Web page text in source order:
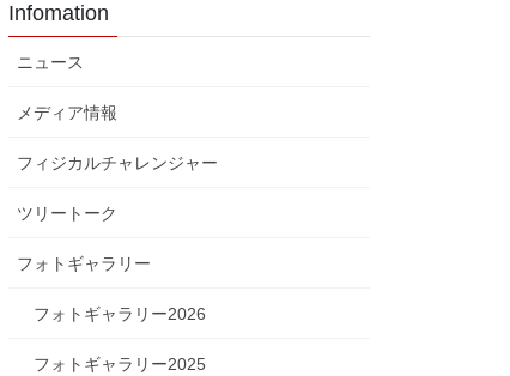
Infomation
ニュース
メディア情報
フィジカルチャレンジャー
ツリートーク
フォトギャラリー
フォトギャラリー2026
フォトギャラリー2025